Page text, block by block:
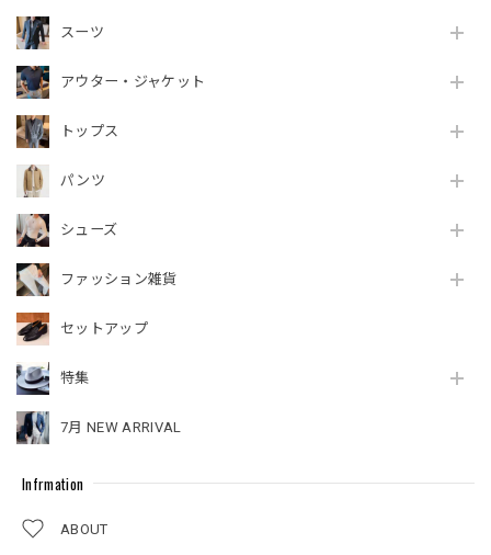
スーツ
アウター・ジャケット
トップス
パンツ
シューズ
ファッション雑貨
セットアップ
特集
7月 NEW ARRIVAL
Infrmation
ABOUT